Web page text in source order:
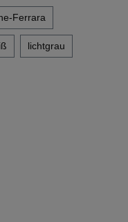
Ferrara
lichtgrau